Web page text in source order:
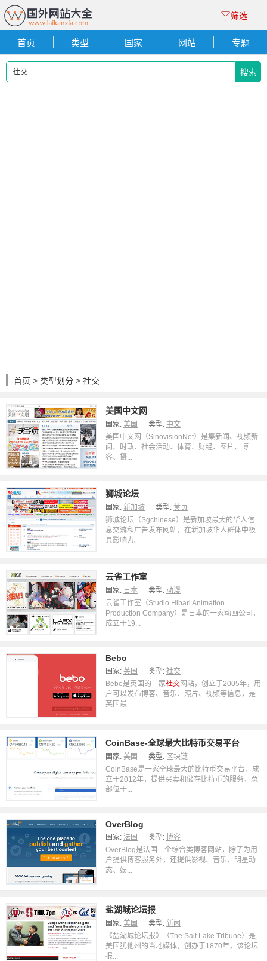
筛选
首页 类型 国家 网站 专题
搜索
首页 > 类型划分 > 社交
美国中文网
国家: 美国 类型: 中文
美国中文网（SinovisionNet）是集新闻、视频新
闻、时政、社会活动、体育、财经、图片、博
客、摄...
狮城论坛
国家: 新加坡 类型: 黄页
狮城论坛（Sgchinese）是新加坡最大的华人信
息交流和广告发布网站，在新加坡华人群体中极
具影响力。
云雀工作室
国家: 日本 类型: 动漫
云雀工作室（Studio Hibari Animation
Production Company）是日本的一家动画公司，
成立于19...
Bebo
国家: 英国 类型: 社交
Bebo是英国的一家社交网站，创立于2005年，用
户可以发布博客、音乐、照片、视频等信息，是
英国最...
CoinBase-全球最大比特币交易平台
国家: 美国 类型: 区块链
CoinBase是一家全球最大的比特币交易平台，成
立于2012年，提供买卖和储存比特币的服务，总
部位于...
OverBlog
国家: 法国 类型: 博客
OverBlog是法国一个综合类博客网站，除了为用
户提供博客服务外，还提供影视、音乐、明星动
态、娱...
盐湖城论坛报
国家: 美国 类型: 新闻
《盐湖城论坛报》（The Salt Lake Tribune）是
美国犹他州的当地媒体，创办于1870年，该论坛
报...